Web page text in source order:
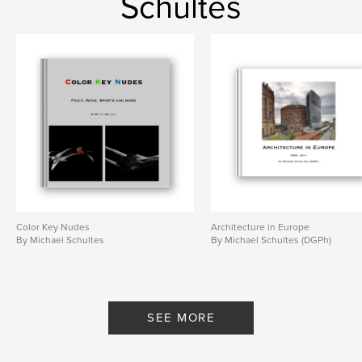
Color Key Nudes
By Michael Schultes
Architecture in Europe
By Michael Schultes (DGPh)
SEE MORE